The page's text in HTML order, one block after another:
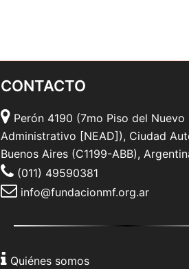
CONTACTO
Perón 4190 (7mo Piso del
Administrativo [NEAD]), Ciudad
Buenos Aires (C1199-ABB),
(011) 49590381
info@fundacionmf.org.ar
Quiénes somos